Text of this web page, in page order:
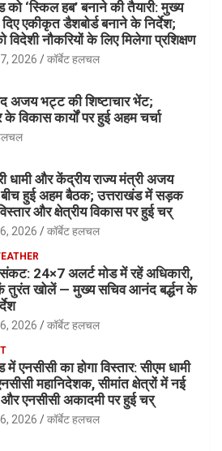
को ‘स्किल हब’ बनाने की तैयारी: मुख्य
एकीकृत डैशबोर्ड बनाने के निर्देश;
विदेशी नौकरियों के लिए मिलेगा प्रशिक्षण
2026 कॉर्बेट हलचल
अजय भट्ट की शिष्टाचार भेंट;
विकास कार्यों पर हुई अहम चर्चा
धामी और केंद्रीय राज्य मंत्री अजय
हुई अहम बैठक; उत्तराखंड में सड़क
और क्षेत्रीय विकास पर हुई चर्
2026 कॉर्बेट हलचल
24×7 अलर्ट मोड में रहें अधिकारी,
तुरंत खोलें — मुख्य सचिव आनंद बर्द्धन के
2026 कॉर्बेट हलचल
में एनसीसी का होगा विस्तार: सीएम धामी
महानिदेशक, सीमांत क्षेत्रों में नई
और एनसीसी अकादमी पर हुई चर्
2026 कॉर्बेट हलचल